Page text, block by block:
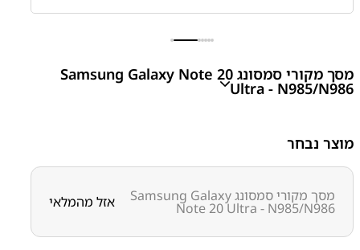
מסך מקורי סמסונג Samsung Galaxy Note 20
Ultra - N985/N986
Assembly
מק״ט:
מוצר נבחר
מסך מקורי סמסונג Samsung Galaxy
Note 20 Ultra - N985/N986 אזל מהמלאי